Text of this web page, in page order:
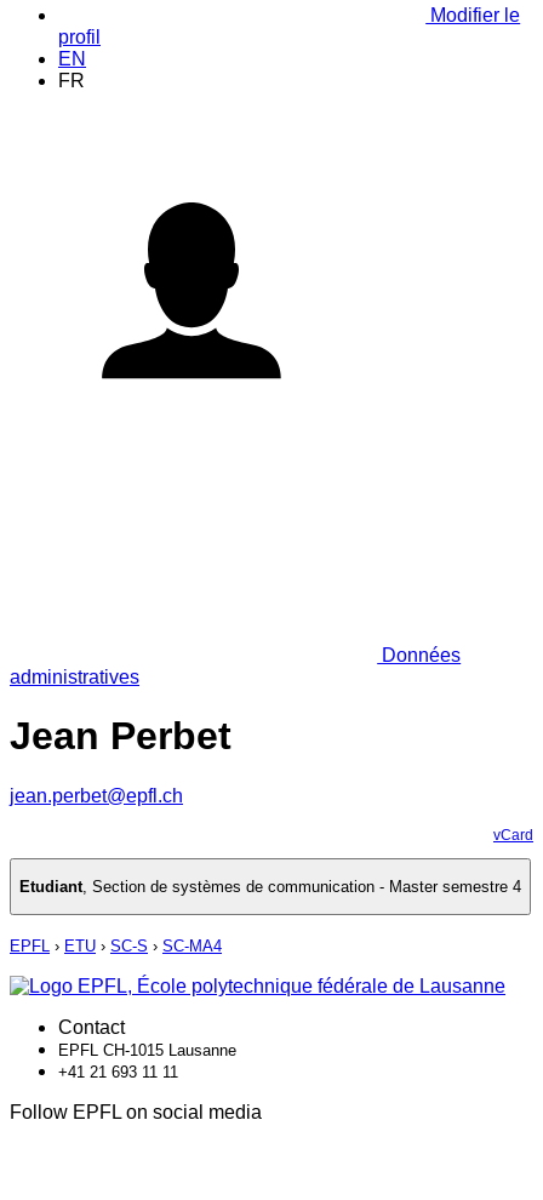
Modifier le
profil
EN
FR
Données
administratives
Jean Perbet
jean.perbet@epfl.ch
vCard
Etudiant, Section de systèmes de communication - Master semestre 4
EPFL › ETU › SC-S › SC-MA4
Contact
EPFL CH-1015 Lausanne
+41 21 693 11 11
Follow EPFL on social media